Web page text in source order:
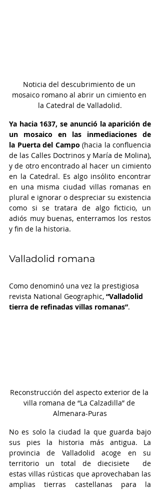
Noticia del descubrimiento de un
mosaico romano al abrir un cimiento en
la Catedral de Valladolid.
Ya hacia 1637, se anunció la aparición de
un mosaico en las inmediaciones de
la Puerta del Campo (hacia la confluencia
de las Calles Doctrinos y María de Molina),
y de otro encontrado al hacer un cimiento
en la Catedral. Es algo insólito encontrar
en una misma ciudad villas romanas en
plural e ignorar o despreciar su existencia
como si se tratara de algo ficticio, un
adiós muy buenas, enterramos los restos
y fin de la historia.
Valladolid romana
Como denominó una vez la prestigiosa
revista National Geographic, “Valladolid
tierra de refinadas villas romanas”.
Reconstrucción del aspecto exterior de la
villa romana de “La Calzadilla” de
Almenara-Puras
No es solo la ciudad la que guarda bajo
sus pies la historia más antigua. La
provincia de Valladolid acoge en su
territorio un total de diecisiete  de
estas villas rústicas que aprovechaban las
amplias tierras castellanas para la